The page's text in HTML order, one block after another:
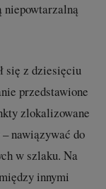
niepowtarzalną
się z dziesięciu
przedstawione
zlokalizowane
nawiązywać do
w szlaku. Na
innymi